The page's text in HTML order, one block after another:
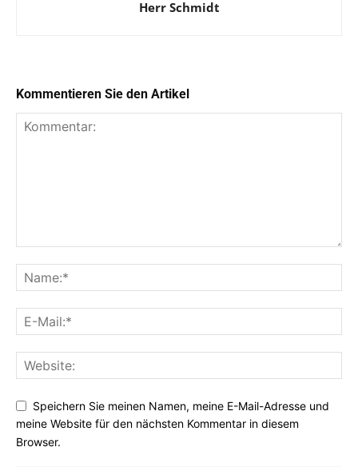
Herr Schmidt
Kommentieren Sie den Artikel
Speichern Sie meinen Namen, meine E-Mail-Adresse und
meine Website für den nächsten Kommentar in diesem
Browser.